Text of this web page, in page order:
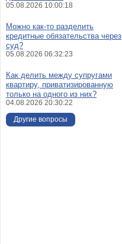
05.08.2026 10:00:18
Можно как-то разделить
кредитные обязательства через
суд?
05.08.2026 06:32:23
Как делить между супругами
квартиру, приватизированную
только на одного из них?
04.08.2026 20:30:22
Другие вопросы